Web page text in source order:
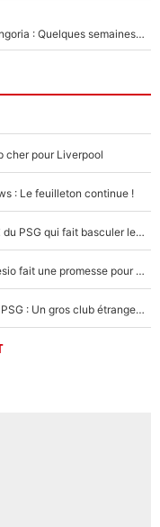
Medhi Benatia s'est «senti trahi» par Pablo Longoria : Quelques semaines après son départ, l'ancien directeur de football de l'OM règle ses comptes
cher pour Liverpool
: Le feuilleton continue !
Akliouche, Mika Godts... La semaine à 100M€ du PSG qui fait basculer le mercato du PSG !
«Très, très agréablement surpris» : Bruno Genesio fait une promesse pour la suite du mercato de l’OM et rassure les supporters
Ferran Torres a pris sa décision concernant le PSG : Un gros club étranger prêt à relancer le feuilleton pour la signature du champion du monde 2026 !